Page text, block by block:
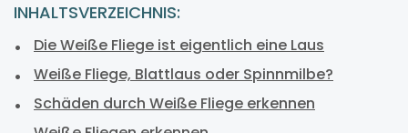
INHALTSVERZEICHNIS:
Die Weiße Fliege ist eigentlich eine Laus
Weiße Fliege, Blattlaus oder Spinnmilbe?
Schäden durch Weiße Fliege erkennen